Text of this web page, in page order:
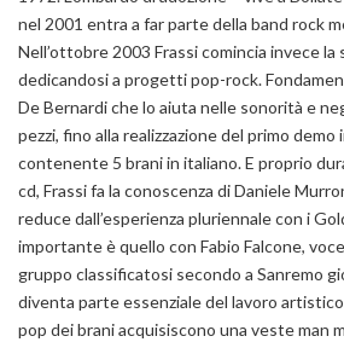
nel 2001 entra a far parte della band rock
Nell’ottobre 2003 Frassi comincia invece la
dedicandosi a progettipop-rock.
De Bernardi che lo aiuta nelle sonorità e
pezzi, fino alla realizzazione del primo
contenente 5 brani in italiano. E proprio
cd, Frassi fa la conoscenza di Daniele
reduce dall’esperienza pluriennale con i
importante è quello con Fabio Falcone,
gruppo classificatosi secondo a Sanremo
diventa parte essenziale del lavoro
pop dei brani acquisiscono una veste man